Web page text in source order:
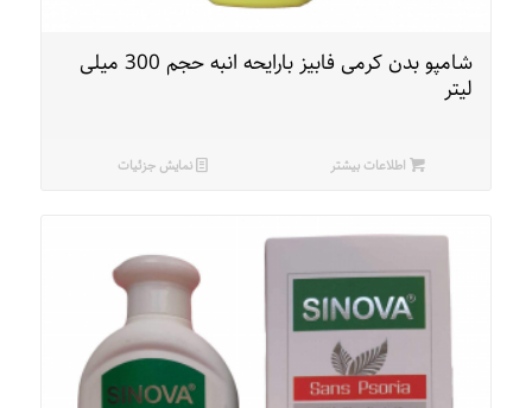
شامپو بدن کرمی فابیز بارایحه انبه حجم 300 میلی
لیتر
اطلاعات بیشتر نمایش جزئیات